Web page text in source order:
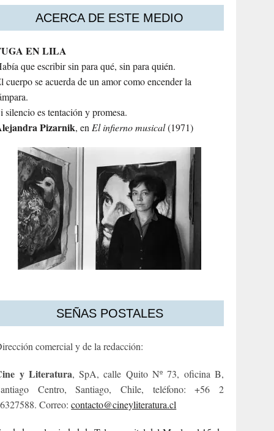
ACERCA DE ESTE MEDIO
EN LILA
que escribir sin para qué, sin para quién.
cuerpo se acuerda de un amor como encender la
silencio es tentación y promesa.
Pizarnik, enEl infierno musical(1971)
SEÑAS POSTALES
comercial y de la redacción:
y Literatura, SpA, calle Quito Nº 73, oficina B,
Centro, Santiago, Chile, teléfono: +56 2
Correo:contacto@cineyliteratura.cl